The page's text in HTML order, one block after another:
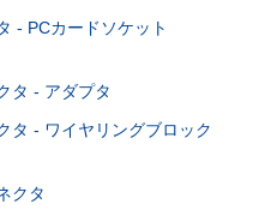
- PCカードソケット
タ - アダプタ
タ - ワイヤリングブロック
クタ